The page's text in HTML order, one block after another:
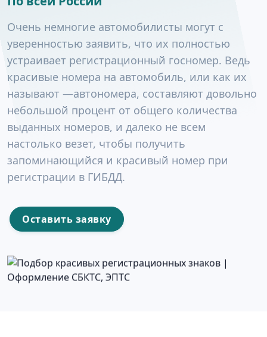
Очень немногие автомобилисты могут с
уверенностью заявить, что их полностью
устраивает регистрационный госномер. Ведь
красивые номера на автомобиль, или как их
называют —автономера, составляют довольно
небольшой процент от общего количества
выданных номеров, и далеко не всем
настолько везет, чтобы получить
запоминающийся и красивый номер при
регистрации в ГИБДД.
Оставить заявку